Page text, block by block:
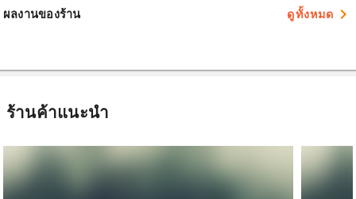
ผลงานของร้าน ดูทั้งหมด navigate_next
ร้านค้าแนะนำ